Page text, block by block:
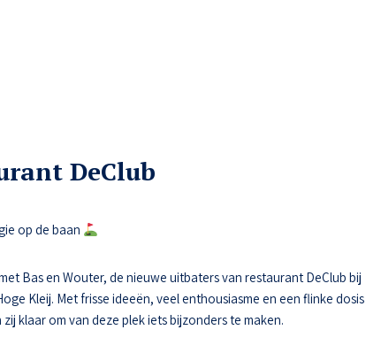
DeClub
op de baan
Bas en Wouter, de nieuwe uitbaters van restaurant DeClub bij
Kleij. Met frisse ideeën, veel enthousiasme en een flinke dosis
klaar om van deze plek iets bijzonders te maken.